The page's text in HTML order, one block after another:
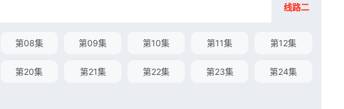
线路二
第08集 第09集 第10集 第11集 第12集
第20集 第21集 第22集 第23集 第24集